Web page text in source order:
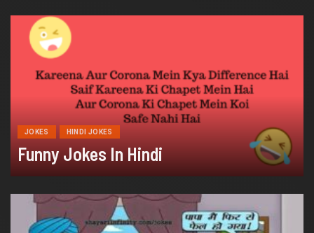
JOKES HINDI JOKES
Funny Jokes In Hindi